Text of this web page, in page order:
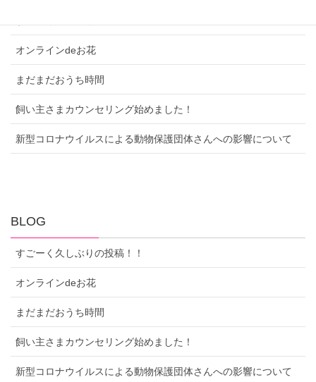
オンラインdeお花
まだまだおうち時間
飼い主さまカウンセリング始めました！
新型コロナウイルスによる動物保護団体さんへの影響について
BLOG
すごーく久しぶりの投稿！！
オンラインdeお花
まだまだおうち時間
飼い主さまカウンセリング始めました！
新型コロナウイルスによる動物保護団体さんへの影響について